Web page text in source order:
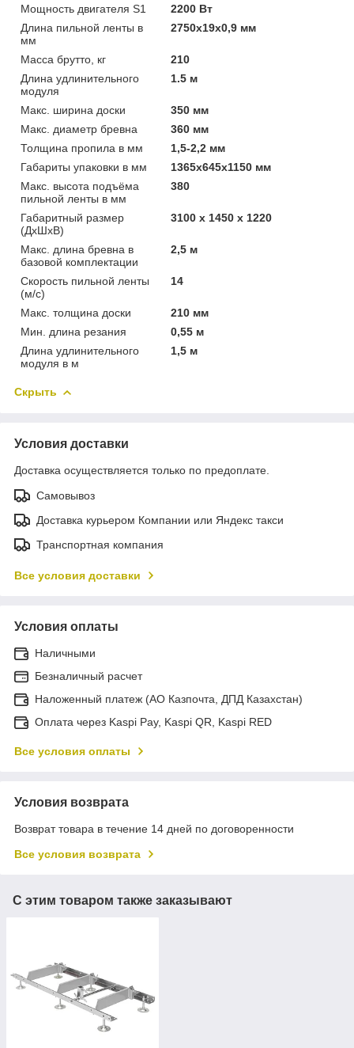
Мощность двигателя S1
2200 Вт
Длина пильной ленты в
мм
2750х19х0,9 мм
Масса брутто, кг
210
Длина удлинительного
модуля
1.5 м
Макс. ширина доски
350 мм
Макс. диаметр бревна
360 мм
Толщина пропила в мм
1,5-2,2 мм
Габариты упаковки в мм
1365х645х1150 мм
Макс. высота подъёма
пильной ленты в мм
380
Габаритный размер
(ДхШхВ)
3100 x 1450 x 1220
Макс. длина бревна в
базовой комплектации
2,5 м
Скорость пильной ленты
(м/с)
14
Макс. толщина доски
210 мм
Мин. длина резания
0,55 м
Длина удлинительного
модуля в м
1,5 м
Скрыть
Условия доставки
Доставка осуществляется только по предоплате.
Самовывоз
Доставка курьером Компании или Яндекс такси
Транспортная компания
Все условия доставки
Условия оплаты
Наличными
Безналичный расчет
Наложенный платеж (АО Казпочта, ДПД Казахстан)
Оплата через Kaspi Pay, Kaspi QR, Kaspi RED
Все условия оплаты
Условия возврата
Возврат товара в течение 14 дней по договоренности
Все условия возврата
С этим товаром также заказывают